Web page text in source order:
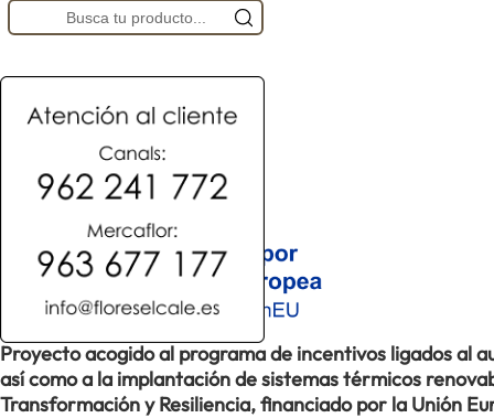
Proyecto acogido al programa de incentivos ligados al
así como a la implantación de sistemas térmicos
Transformación y Resiliencia, financiado por la Unión